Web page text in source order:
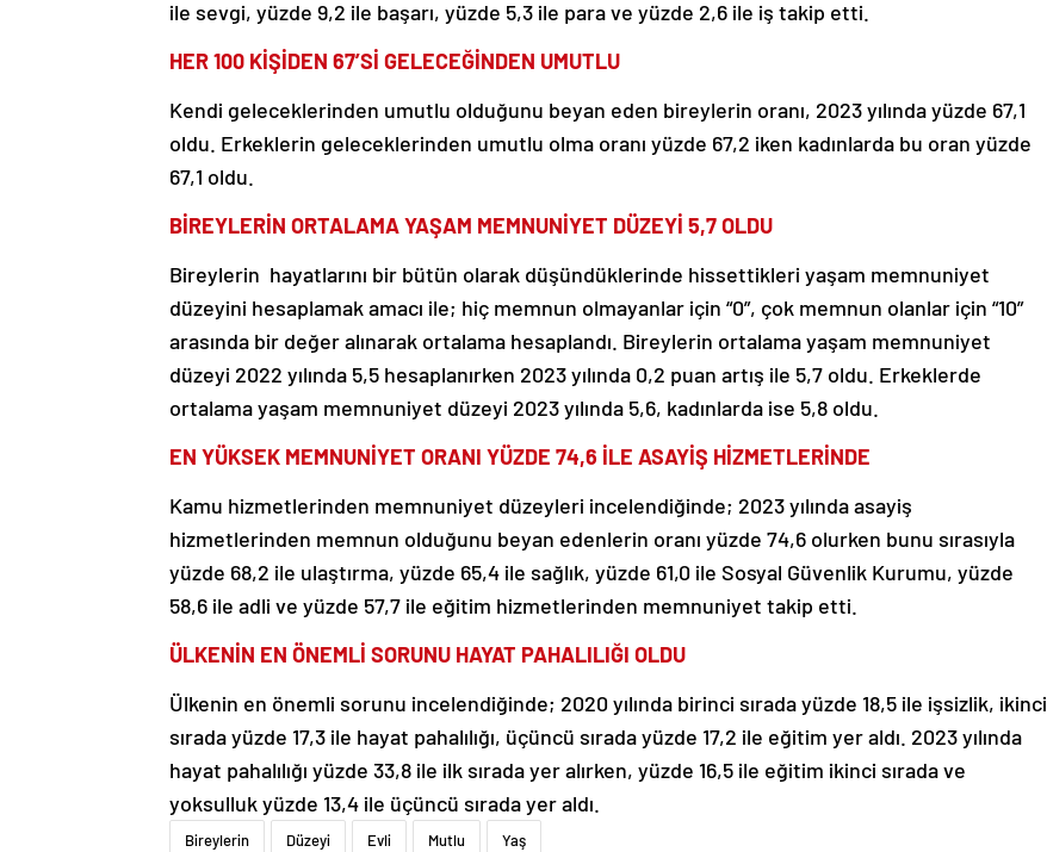
ile sevgi, yüzde 9,2 ile başarı, yüzde 5,3 ile para ve yüzde 2,6 ile iş takip etti.
HER 100 KİŞİDEN 67’Sİ GELECEĞİNDEN UMUTLU
Kendi geleceklerinden umutlu olduğunu beyan eden bireylerin oranı, 2023 yılında yüzde 67,1
oldu. Erkeklerin geleceklerinden umutlu olma oranı yüzde 67,2 iken kadınlarda bu oran yüzde
67,1 oldu.
BİREYLERİN ORTALAMA YAŞAM MEMNUNİYET DÜZEYİ 5,7 OLDU
Bireylerin hayatlarını bir bütün olarak düşündüklerinde hissettikleri yaşam memnuniyet
düzeyini hesaplamak amacı ile; hiç memnun olmayanlar için “0”, çok memnun olanlar için “10”
arasında bir değer alınarak ortalama hesaplandı. Bireylerin ortalama yaşam memnuniyet
düzeyi 2022 yılında 5,5 hesaplanırken 2023 yılında 0,2 puan artış ile 5,7 oldu. Erkeklerde
ortalama yaşam memnuniyet düzeyi 2023 yılında 5,6, kadınlarda ise 5,8 oldu.
EN YÜKSEK MEMNUNİYET ORANI YÜZDE 74,6 İLE ASAYİŞ HİZMETLERİNDE
Kamu hizmetlerinden memnuniyet düzeyleri incelendiğinde; 2023 yılında asayiş
hizmetlerinden memnun olduğunu beyan edenlerin oranı yüzde 74,6 olurken bunu sırasıyla
yüzde 68,2 ile ulaştırma, yüzde 65,4 ile sağlık, yüzde 61,0 ile Sosyal Güvenlik Kurumu, yüzde
58,6 ile adli ve yüzde 57,7 ile eğitim hizmetlerinden memnuniyet takip etti.
ÜLKENİN EN ÖNEMLİ SORUNU HAYAT PAHALILIĞI OLDU
Ülkenin en önemli sorunu incelendiğinde; 2020 yılında birinci sırada yüzde 18,5 ile işsizlik, ikinci
sırada yüzde 17,3 ile hayat pahalılığı, üçüncü sırada yüzde 17,2 ile eğitim yer aldı. 2023 yılında
hayat pahalılığı yüzde 33,8 ile ilk sırada yer alırken, yüzde 16,5 ile eğitim ikinci sırada ve
yoksulluk yüzde 13,4 ile üçüncü sırada yer aldı.
Bireylerin Düzeyi Evli Mutlu Yaş